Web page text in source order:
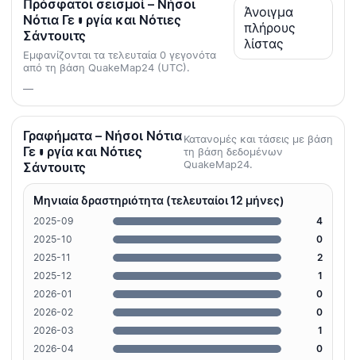
Πρόσφατοι σεισμοί – Νήσοι
Νότια Γεωργία και Νότιες
Σάντουιτς
Εμφανίζονται τα τελευταία 0 γεγονότα
από τη βάση QuakeMap24 (UTC).
Άνοιγμα
πλήρους
λίστας
—
Γραφήματα – Νήσοι Νότια
Γεωργία και Νότιες
Σάντουιτς
Κατανομές και τάσεις με βάση
τη βάση δεδομένων
QuakeMap24.
Μηνιαία δραστηριότητα (τελευταίοι 12 μήνες)
2025-09
4
2025-10
0
2025-11
2
2025-12
1
2026-01
0
2026-02
0
2026-03
1
2026-04
0